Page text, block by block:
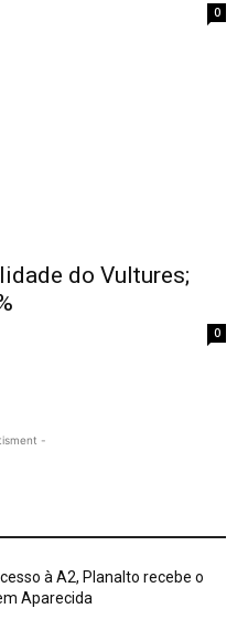
0
do Vultures;
0
-
à A2, Planalto recebe o
Aparecida